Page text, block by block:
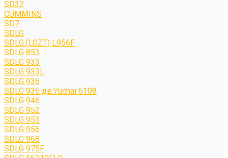
SD32
CUMMINS
SD7
SDLG
SDLG (LGZT) L956F
SDLG 853
SDLG 933
SDLG 933L
SDLG 936
SDLG 936 дв.Yuchai 6108
SDLG 946
SDLG 952
SDLG 953
SDLG 956
SDLG 968
SDLG 975F